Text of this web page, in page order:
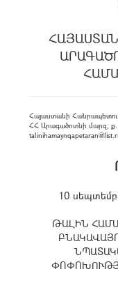
Հայաստանի
ՀՀ Արագածոտնի մարզ, ք.
10
ԹԱԼԻՆ